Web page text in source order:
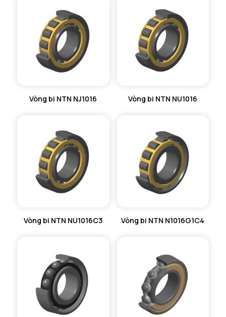
Vòng bi NTN NJ1016 Vòng bi NTN NU1016
Vòng bi NTN NU1016C3 Vòng bi NTN N1016G1C4